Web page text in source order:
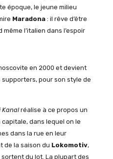
époque, le jeune milieu
Maradona: il rêve d’être
l’italien dans l’espoir
en 2000 et devient
pour son style de
Kanalréalise à ce propos un
dans lequel on le
dans la rue en leur
de la saison du Lokomotiv,
du lot. La plupart des